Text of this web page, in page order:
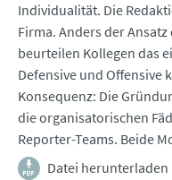
Individualität. Die
Firma. Anders der Ansatz der Main-Post. Per Fragebogen
beurteilen Kollegen das
Defensive und Offensive
Konsequenz: Die
die organisatorischen
Reporter-Teams. Beide
Datei herunterladen